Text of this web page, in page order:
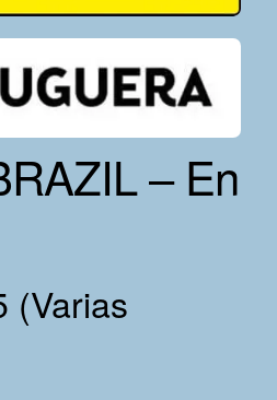
– En
(Varias